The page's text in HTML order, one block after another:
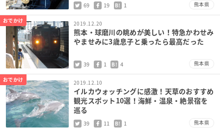
69 19 B! 1 熊本県
おでかけ 2019.12.20
熊本・球磨川の眺めが美しい！特急かわせみ
やませみに3歳息子と乗ったら最高だった
39 1 B! 4 熊本県
おでかけ 2019.12.10
イルカウォッチングに感激！天草のおすすめ
観光スポット10選！海鮮・温泉・絶景宿を
巡る
39 11 B! 1 熊本県